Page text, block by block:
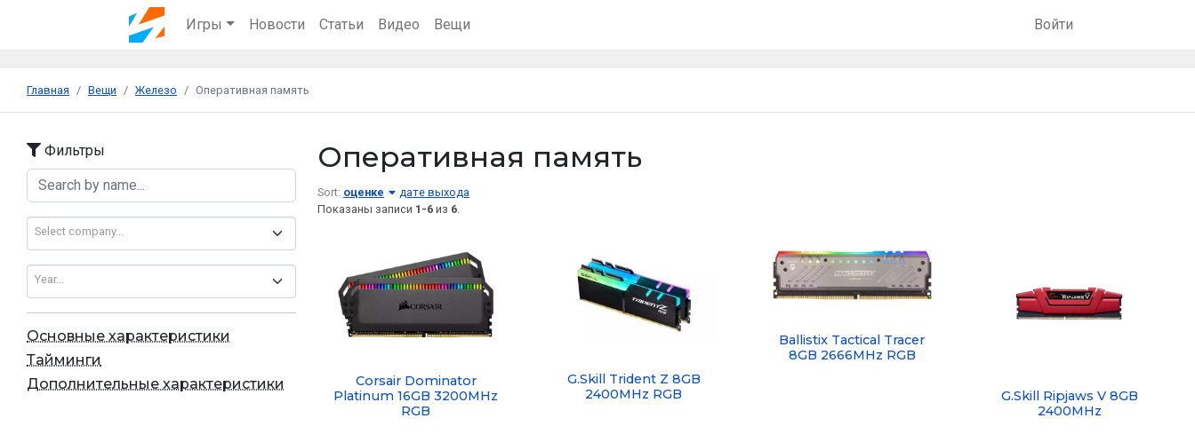
Игры Новости Статьи Видео Вещи Войти
Главная Вещи Железо Оперативная память
Фильтры
Select company...
Year...
Основные характеристики
Тайминги
Дополнительные характеристики
Оперативная память
Sort: оценке
дате выхода
Показаны записи 1-6 из 6.
Corsair Dominator
Platinum 16GB 3200MHz
RGB
G.Skill Trident Z 8GB
2400MHz RGB
Ballistix Tactical Tracer
8GB 2666MHz RGB
G.Skill Ripjaws V 8GB
2400MHz